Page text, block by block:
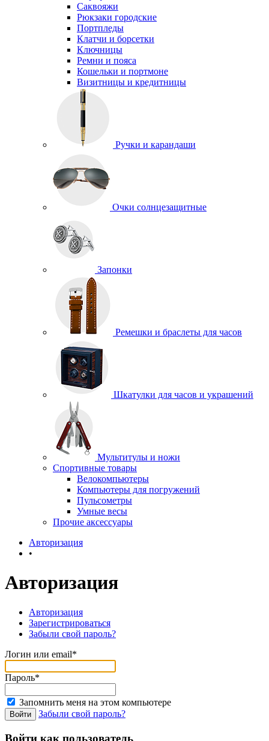
Саквояжи
Рюкзаки городские
Портпледы
Клатчи и борсетки
Ключницы
Ремни и пояса
Кошельки и портмоне
Визитницы и кредитницы
Ручки и карандаши
Очки солнцезащитные
Запонки
Ремешки и браслеты для часов
Шкатулки для часов и украшений
Мультитулы и ножи
Спортивные товары
Велокомпьютеры
Компьютеры для погружений
Пульсометры
Умные весы
Прочие аксессуары
Авторизация
•
Авторизация
Авторизация
Зарегистрироваться
Забыли свой пароль?
Логин или email*
Пароль*
Запомнить меня на этом компьютере
Забыли свой пароль?
Войти как пользователь